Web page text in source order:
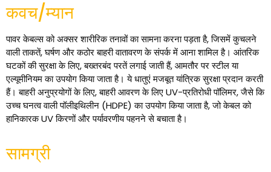
कवच/म्यान
पावर केबल्स को अक्सर शारीरिक तनावों का सामना करना पड़ता है, जिसमें कुचलने
वाली ताकतें, घर्षण और कठोर बाहरी वातावरण के संपर्क में आना शामिल है। आंतरिक
घटकों की सुरक्षा के लिए, बख्तरबंद परतें लगाई जाती हैं, आमतौर पर स्टील या
एल्यूमीनियम का उपयोग किया जाता है। ये धातुएं मजबूत यांत्रिक सुरक्षा प्रदान करती
हैं। बाहरी अनुप्रयोगों के लिए, बाहरी आवरण के लिए UV-प्रतिरोधी पॉलिमर, जैसे कि
उच्च घनत्व वाली पॉलीइथिलीन (HDPE) का उपयोग किया जाता है, जो केबल को
हानिकारक UV किरणों और पर्यावरणीय पहनने से बचाता है।
सामग्री